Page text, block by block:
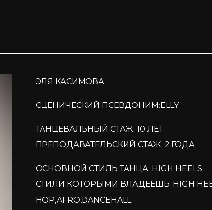
ЭЛЯ КАСИМОВА
СЦЕНИЧЕСКИЙ ПСЕВДОНИМ:ELLY
ТАНЦЕВАЛЬНЫЙ СТАЖ: 10 ЛЕТ
ПРЕПОДАВАТЕЛЬСКИЙ СТАЖ: 2 ГОДА
ОСНОВНОЙ СТИЛЬ ТАНЦА: HIGH HEELS
СТИЛИ КОТОРЫМИ ВЛАДЕЕШЬ: HIGH
HOP,AFRO,DANCEHALL